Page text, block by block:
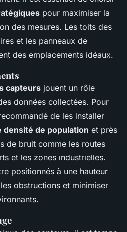
pour maximiser la
des mesures. Les toits des
et les panneaux de
des emplacements idéaux.
capteurs jouent un rôle
données collectées. Pour
de les installer
densité de population et près
de bruit comme les routes
et les zones industrielles.
positionnés à une hauteur
obstructions et minimiser